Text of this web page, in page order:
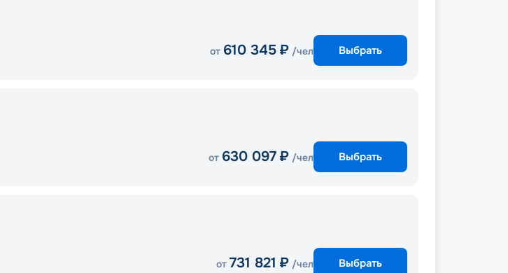
от 610 345 ₽ /чел Выбрать
от 630 097 ₽ /чел Выбрать
от 731 821 ₽ /чел Выбрать